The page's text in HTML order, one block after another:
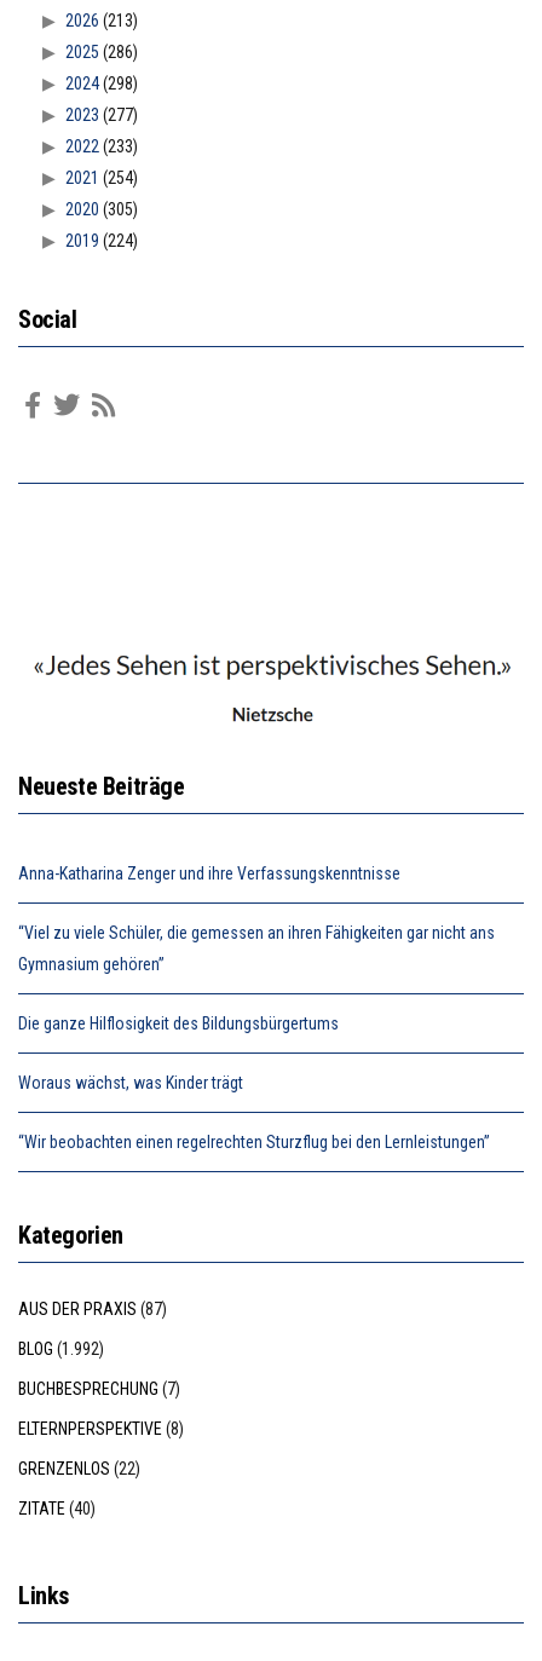
2026 (213)
2025 (286)
2024(298)
2023 (277)
2022(233)
2021 (254)
2020 (305)
2019 (224)
Social
Neueste Beiträge
Anna-Katharina Zenger und ihre Verfassungskenntnisse
“Viel zu viele Schüler, die gemessen an ihren Fähigkeiten gar nicht ans
Gymnasium gehören”
Die ganze Hilflosigkeit des Bildungsbürgertums
Woraus wächst, was Kinder trägt
“Wir beobachten einen regelrechten Sturzflug bei den Lernleistungen”
Kategorien
AUS DER PRAXIS (87)
BLOG (1.992)
BUCHBESPRECHUNG (7)
ELTERNPERSPEKTIVE(8)
GRENZENLOS (22)
ZITATE(40)
Links